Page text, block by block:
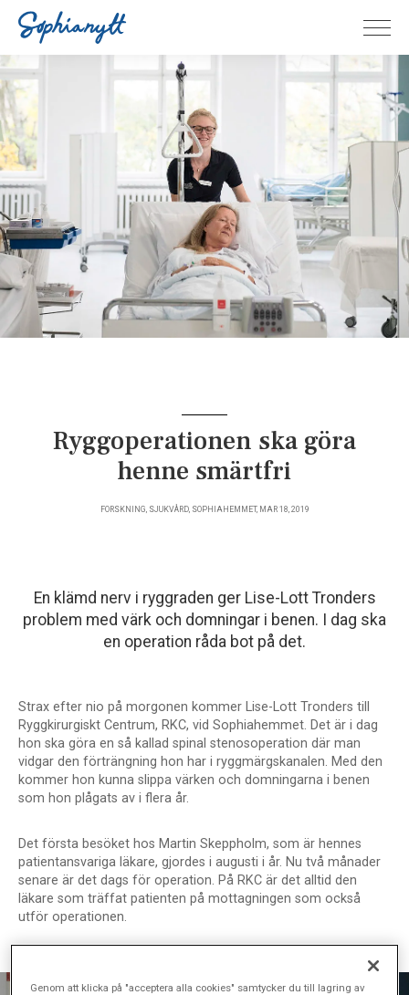
Ryggoperationen ska göra
henne smärtfri
FORSKNING, SJUKVÅRD, SOPHIAHEMMET, MAR 18, 2019
En klämd nerv i ryggraden ger Lise-Lott Tronders
problem med värk och domningar i benen. I dag ska
en operation råda bot på det.
Strax efter nio på morgonen kommer Lise-Lott Tronders till
Ryggkirurgiskt Centrum, RKC, vid Sophiahemmet. Det är i dag
hon ska göra en så kallad spinal stenosoperation där man
vidgar den förträngning hon har i ryggmärgskanalen. Med den
kommer hon kunna slippa värken och domningarna i benen
som hon plågats av i flera år.
Det första besöket hos Martin Skeppholm, som är hennes
patientansvariga läkare, gjordes i augusti i år. Nu två månader
senare är det dags för operation. På RKC är det alltid den
läkare som träffat patienten på mottagningen som också
utför operationen.
Genom att klicka på "acceptera alla cookies" samtycker du till lagring av